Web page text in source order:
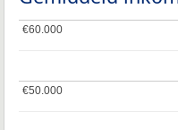
€50.000
€50.000
€60.000
€60.000